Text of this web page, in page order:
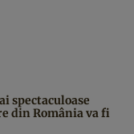
spectaculoase
din România va fi